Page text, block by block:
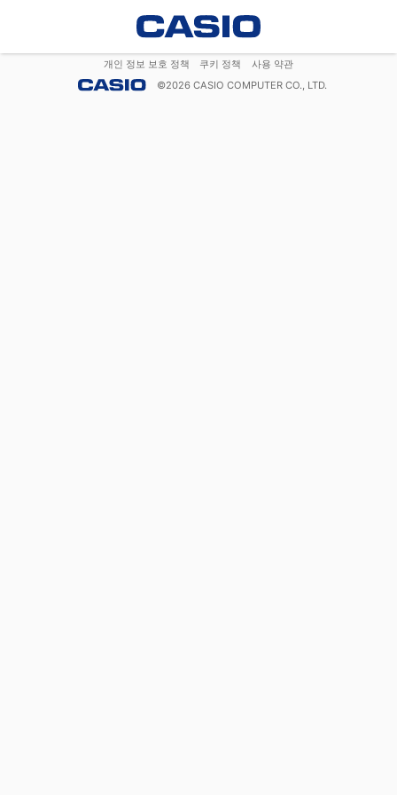
개인 정보 보호 정책 쿠키 정책
사용 약관
©2026 CASIO COMPUTER CO., LTD.